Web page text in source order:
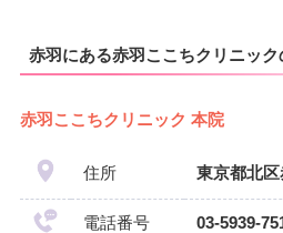
赤羽にある赤羽ここちクリニッ
赤羽ここちクリニック 本院
住所 東京都北
電話番号 03-5939-